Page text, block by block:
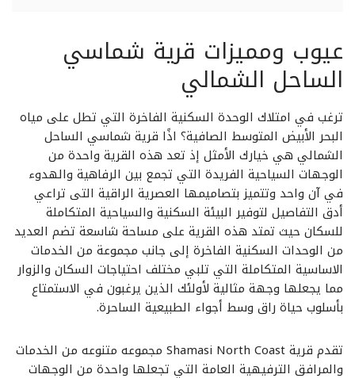
عيوب ومميزات قرية شماسي
الساحل الشمالي
ترغب في امتلاك الوحدة السكنية الفاخرة التي تطل على مياه
البحر الأبيض المتوسط الصافية؟ اذًا قرية شماسي الساحل
الشمالي هي خيارك الأمثل إذ تعد هذه القرية واحدة من
الوجهات السياحية الفريدة التي تجمع بين الرفاهية والهدوء
في آن واحد وتتميز بتصاميمها العصرية الراقية التى تراعي
أدق التفاصيل لتوفير البيئة السكنية والسياحية المتكاملة
للسكان حيث تمتد هذه القرية على مساحة شاسعة تضم العديد
من الوحدات السكنية الفاخرة إلى جانب مجموعة من الخدمات
الاساسية المتكاملة التي تلبي مختلف احتياجات السكان والزوار
مما يجعلها وجهة مثالية لأولئك الذين يرغبون في الاستمتاع
بأسلوب حياة راق وسط أجواء الطبيعية الساحرة.
تقدم قرية Shamasi North Coast مجموعه متنوعه من الخدمات
والمرافق الترفيهية العامة التي تجعلها واحدة من الوجهات